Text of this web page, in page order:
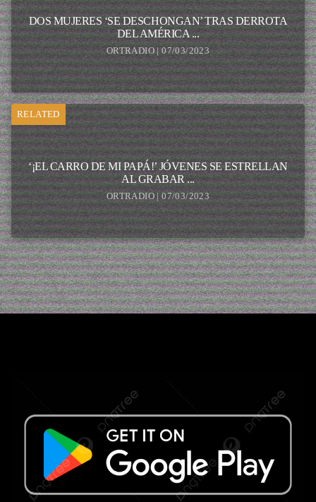
DOS MUJERES ‘SE DESCHONGAN’ TRAS DERROTA
DEL AMÉRICA ...
ORTRADIO | 07/03/2023
RELATED
‘¡EL CARRO DE MI PAPÁ!’ JÓVENES SE ESTRELLAN
AL GRABAR ...
ORTRADIO | 07/03/2023